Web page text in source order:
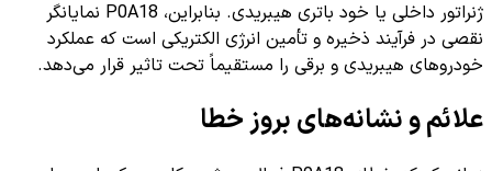
ژنراتور داخلی یا خود باتری هیبریدی. بنابراین، P0A18 نمایانگر
نقصی در فرآیند ذخیره و تأمین انرژی الکتریکی است که عملکرد
خودروهای هیبریدی و برقی را مستقیماً تحت تاثیر قرار می‌دهد.
علائم و نشانه‌های بروز خطا